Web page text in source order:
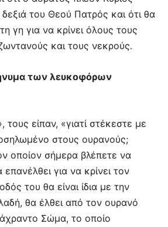
του Θεού Πατρός και ότι θα
γη για να κρίνει όλους τους
και τους νεκρούς.
των λευκοφόρων
τους είπαν, «γιατί στέκεστε με
στους ουρανούς;
οποίον σήμερα βλέπετε να
για να κρίνει τον
του θα είναι ίδια με την
θα έλθει από τον ουρανό
Σώμα, το οποίο